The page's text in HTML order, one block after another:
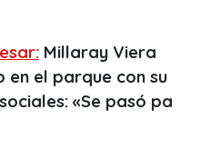
Millaray Viera
el parque con su
«Se pasó pa